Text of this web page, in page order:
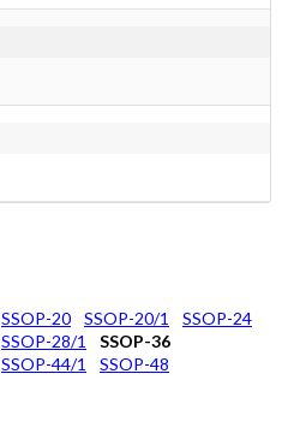
SSOP-20 SSOP-20/1
SSOP-24
SSOP-28/1
SSOP-36
SSOP-44/1 SSOP-48